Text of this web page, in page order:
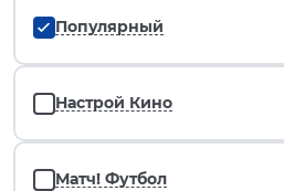
Популярный
Настрой Кино
Матч! Футбол